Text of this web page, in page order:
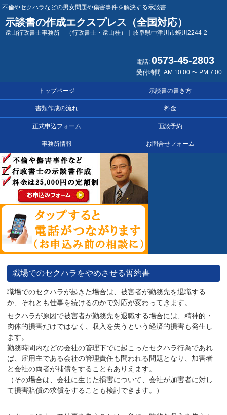
不倫やセクハラなどの男女問題や傷害事件を解決する示談書
示談書の作成エクスプレス（全国対応）
遠山行政書士事務所 （行政書士・遠山桂）｜岐阜県中津川市蛭川2244-2
電話: 0573-45-2803
受付時間: AM 10:00 〜 PM 7:00
トップページ 示談書の書き方
書類作成の流れ 料金
正式申込フォーム 面談予約
事務所情報 お問合せフォーム
職場でのセクハラをやめさせる誓約書
職場でのセクハラが起きた場合は、被害者が勤務先を退職する
か、それとも仕事を続けるのかで対応が変わってきます。
セクハラが原因で被害者が勤務先を退職する場合には、精神的・
肉体的損害だけではなく、収入を失うという経済的損害も発生し
ます。
勤務時間内などの会社の管理下でに起こったセクハラ行為であれ
ば、雇用主である会社の管理責任も問われる問題となり、加害者
と会社の両者が補償をすることもありえます。
（その場合は、会社に生じた損害について、会社が加害者に対し
て損害賠償の求償をすることも検討できます。）